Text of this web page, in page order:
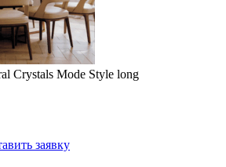
Crystals Mode Style long
заявку